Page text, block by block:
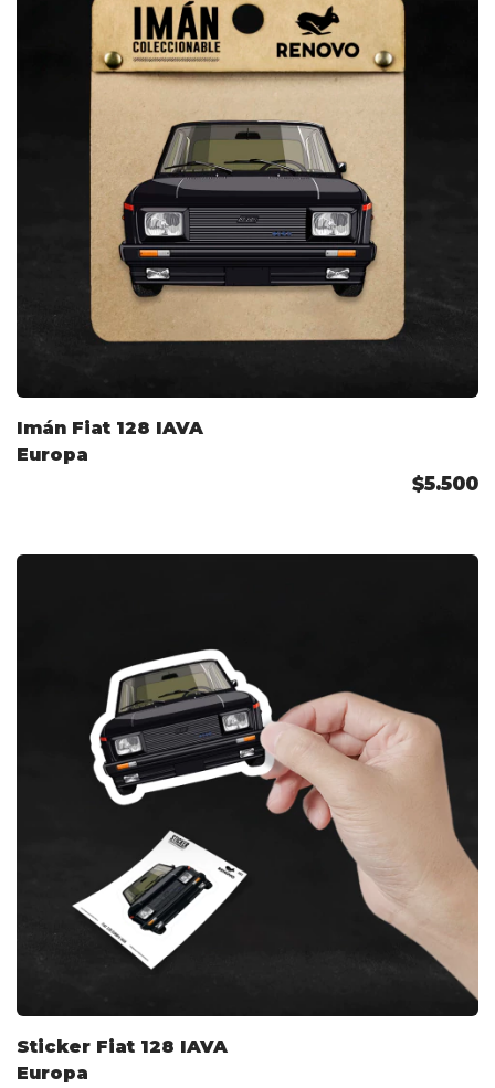
Imán Fiat 128 IAVA
Europa
$5.500
Sticker Fiat 128 IAVA
Europa